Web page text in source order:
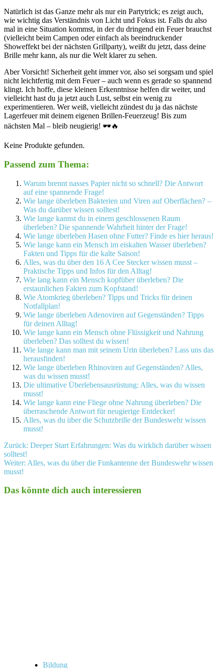
Natürlich ist das ​Ganze mehr als nur ein Partytrick; es zeigt auch,
wie ‌wichtig das Verständnis von‍ Licht und Fokus ist. Falls ‍du also
mal in eine Situation kommst, in ⁤der du dringend ein Feuer brauchst
(vielleicht‍ beim Campen oder einfach als beeindruckender
Showeffekt ⁤bei der nächsten Grillparty), ​weißt du jetzt,​ dass deine
Brille mehr ‌kann, als nur​ die Welt klarer zu sehen.
Aber Vorsicht! Sicherheit ‌geht immer vor, also sei sorgsam und spiel
nicht leichtfertig mit dem Feuer ‍– auch wenn es gerade⁣ so spannend
klingt. Ich ⁢hoffe, diese kleinen Erkenntnisse helfen dir weiter, und
vielleicht hast du ja jetzt auch Lust, ⁢selbst ein​ wenig ‌zu
experimentieren. Wer ⁢weiß, vielleicht zündest du ja das nächste
Lagerfeuer mit deinem eigenen⁣ Brillen-Feuerzeug! Bis zum
nächsten Mal ‍– bleib neugierig! 🕶️🔥
Keine Produkte gefunden.
Passend zum Thema:
Warum brennt nasses Papier nicht so schnell? Die Antwort
auf eine spannende Frage!
Wie lange überleben Bakterien und Viren auf Oberflächen? –
Was du darüber wissen solltest!
Wie lange kannst du in einem geschlossenen Raum
überleben? Die spannende Wahrheit hinter der Frage!
Wie lange überleben Hasen ohne Futter? Finde es hier heraus!
Wie lange kann ein Mensch im eiskalten Wasser überleben?
Fakten und Tipps für die kalte Saison!
Alles, was du über den 16 A Cee Stecker wissen musst –
Praktische Tipps und Infos für den Alltag!
Wie lang kann ein Mensch kopfüber überleben? Die
erstaunlichen Fakten zum Kopfstand!
Wie Atomkrieg überleben? Tipps und Tricks für deinen
Notfallplan!
Wie lange überleben Adenoviren auf Gegenständen? Tipps
für deinen Alltag!
Wie lange kann ein Mensch ohne Flüssigkeit und Nahrung
überleben? Das solltest du wissen!
Wie lange kann man mit seinem Urin überleben? Lass uns das
herausfinden!
Wie lange überleben Rhinoviren auf Gegenständen? Alles,
was du wissen musst!
Die ultimative Überlebensausrüstung: Alles, was du wissen
musst!
Wie lange kann eine Fliege ohne Nahrung überleben? Die
überraschende Antwort für neugierige Entdecker!
Alles, was du über die Schutzbrille der Bundeswehr wissen
musst!
Beitragsnavigation
Zurück: Deeper Start Erfahrungen: Was du wirklich darüber wissen
solltest!
Weiter: Alles, was du über die Funkantenne der Bundeswehr wissen
musst!
Das könnte dich auch interessieren
Bildung